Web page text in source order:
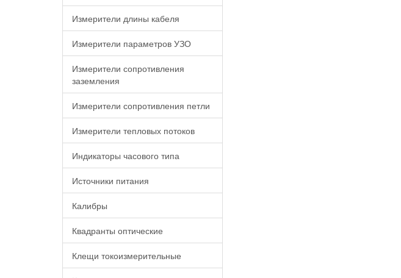
Измерители длины кабеля
Измерители параметров УЗО
Измерители сопротивления
заземления
Измерители сопротивления петли
Измерители тепловых потоков
Индикаторы часового типа
Источники питания
Калибры
Квадранты оптические
Клещи токоизмерительные